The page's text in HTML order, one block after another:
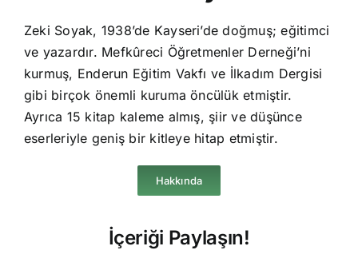
Zeki Soyak, 1938’de Kayseri’de doğmuş; eğitimci
ve yazardır. Mefkûreci Öğretmenler Derneği’ni
kurmuş, Enderun Eğitim Vakfı ve İlkadım Dergisi
gibi birçok önemli kuruma öncülük etmiştir.
Ayrıca 15 kitap kaleme almış, şiir ve düşünce
eserleriyle geniş bir kitleye hitap etmiştir.
Hakkında
İçeriği Paylaşın!